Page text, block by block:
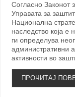
Согласно Законот
Управата за
Национална
наследство која е
ги определува
административни
активности во
ПРОЧИТАЈ